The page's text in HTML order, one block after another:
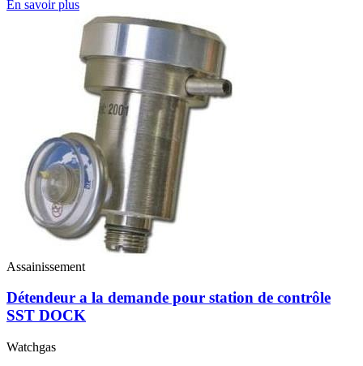
En savoir plus
Assainissement
Détendeur a la demande pour station de contrôle
SST DOCK
Watchgas